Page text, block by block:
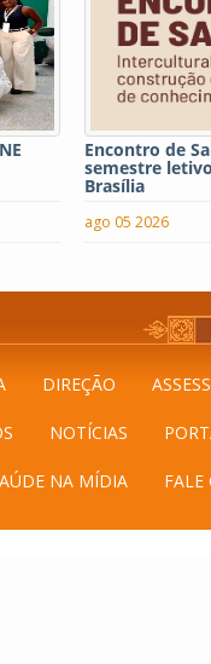
Encontro de
semestre
Brasília
ago 05 2026
DIREÇÃO
NOTÍCIAS
NA MÍDIA FALE